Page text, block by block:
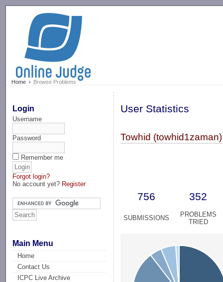
Home Browse Problems
Login
Username
Password
Remember me
Forgot login?
No account yet? Register
Main Menu
Home
Contact Us
ICPC Live Archive
User Statistics
Towhid (towhid1zaman)
756 352
SUBMISSIONS
PROBLEMS
TRIED